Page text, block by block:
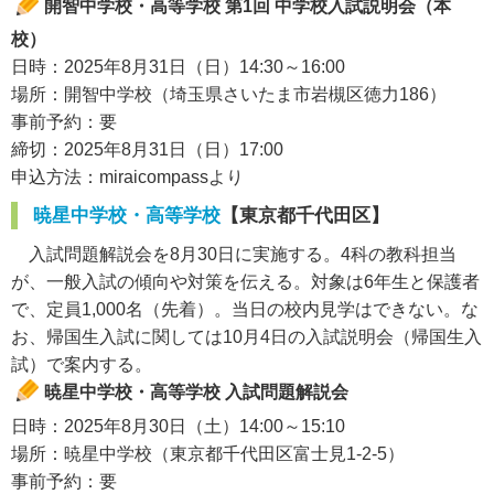
開智中学校・高等学校 第1回 中学校入試説明会（本
校）
日時：2025年8月31日（日）14:30～16:00
場所：開智中学校（埼玉県さいたま市岩槻区徳力186）
事前予約：要
締切：2025年8月31日（日）17:00
申込方法：miraicompassより
暁星中学校・高等学校 【東京都千代田区】
入試問題解説会を8月30日に実施する。4科の教科担当
が、一般入試の傾向や対策を伝える。対象は6年生と保護者
で、定員1,000名（先着）。当日の校内見学はできない。な
お、帰国生入試に関しては10月4日の入試説明会（帰国生入
試）で案内する。
暁星中学校・高等学校 入試問題解説会
日時：2025年8月30日（土）14:00～15:10
場所：暁星中学校（東京都千代田区富士見1-2-5）
事前予約：要